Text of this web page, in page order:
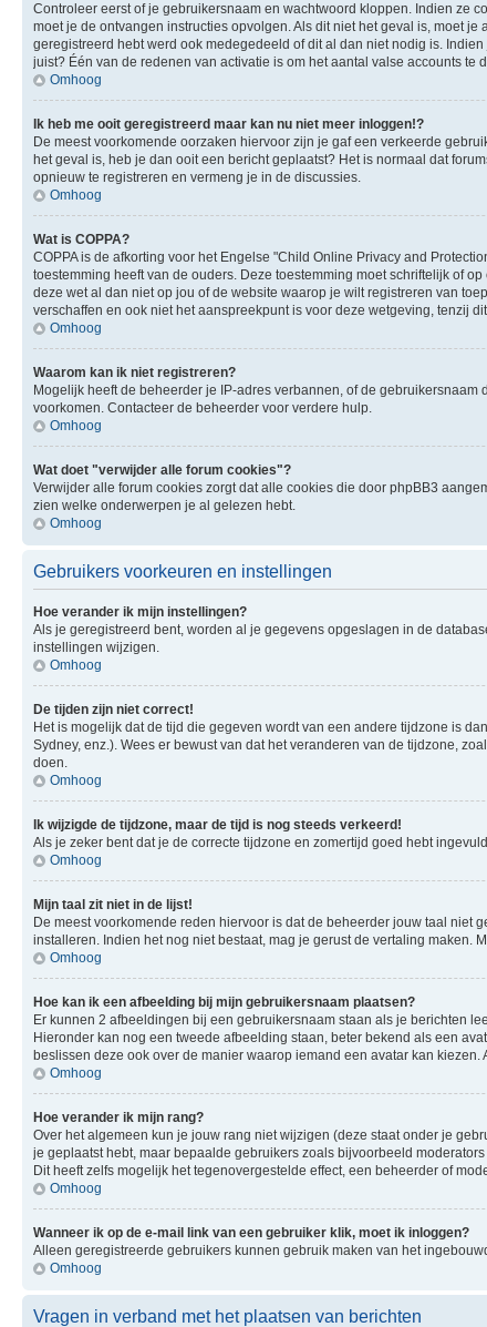
Controleer eerst of je gebruikersnaam en wachtwoord kloppen. Indien ze
moet je de ontvangen instructies opvolgen. Als dit niet het geval is, moet
geregistreerd hebt werd ook medegedeeld of dit al dan niet nodig is.
juist? Één van de redenen van activatie is om het aantal valse accounts
Omhoog
Ik heb me ooit geregistreerd maar kan nu niet meer inloggen!?
De meest voorkomende oorzaken hiervoor zijn je gaf een verkeerde
het geval is, heb je dan ooit een bericht geplaatst? Het is normaal dat
opnieuw te registreren en vermeng je in de discussies.
Omhoog
Wat is COPPA?
COPPA is de afkorting voor het Engelse "Child Online Privacy and
toestemming heeft van de ouders. Deze toestemming moet schriftelijk of
deze wet al dan niet op jou of de website waarop je wilt registreren van
verschaffen en ook niet het aanspreekpunt is voor deze wetgeving, tenzij
Omhoog
Waarom kan ik niet registreren?
Mogelijk heeft de beheerder je IP-adres verbannen, of de
voorkomen. Contacteer de beheerder voor verdere hulp.
Omhoog
Wat doet "verwijder alle forum cookies"?
Verwijder alle forum cookies zorgt dat alle cookies die door phpBB3
zien welke onderwerpen je al gelezen hebt.
Omhoog
Gebruikers voorkeuren en instellingen
Hoe verander ik mijn instellingen?
Als je geregistreerd bent, worden al je gegevens opgeslagen in de
instellingen wijzigen.
Omhoog
De tijden zijn niet correct!
Het is mogelijk dat de tijd die gegeven wordt van een andere tijdzone is
Sydney, enz.). Wees er bewust van dat het veranderen van de tijdzone,
doen.
Omhoog
Ik wijzigde de tijdzone, maar de tijd is nog steeds verkeerd!
Als je zeker bent dat je de correcte tijdzone en zomertijd goed hebt
Omhoog
Mijn taal zit niet in de lijst!
De meest voorkomende reden hiervoor is dat de beheerder jouw taal niet
installeren. Indien het nog niet bestaat, mag je gerust de vertaling maken.
Omhoog
Hoe kan ik een afbeelding bij mijn gebruikersnaam plaatsen?
Er kunnen 2 afbeeldingen bij een gebruikersnaam staan als je berichten
Hieronder kan nog een tweede afbeelding staan, beter bekend als een
beslissen deze ook over de manier waarop iemand een avatar kan
Omhoog
Hoe verander ik mijn rang?
Over het algemeen kun je jouw rang niet wijzigen (deze staat onder je
je geplaatst hebt, maar bepaalde gebruikers zoals bijvoorbeeld
Dit heeft zelfs mogelijk het tegenovergestelde effect, een beheerder of
Omhoog
Wanneer ik op de e-mail link van een gebruiker klik, moet ik inloggen?
Alleen geregistreerde gebruikers kunnen gebruik maken van het
Omhoog
Vragen in verband met het plaatsen van berichten